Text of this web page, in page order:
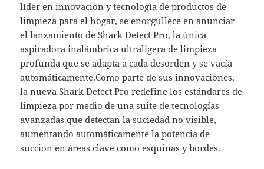
líder en innovación y tecnología de productos de
limpieza para el hogar, se enorgullece en anunciar
el lanzamiento de Shark Detect Pro, la única
aspiradora inalámbrica ultraligera de limpieza
profunda que se adapta a cada desorden y se vacía
automáticamente.Como parte de sus innovaciones,
la nueva Shark Detect Pro redefine los estándares de
limpieza por medio de una suite de tecnologías
avanzadas que detectan la suciedad no visible,
aumentando automáticamente la potencia de
succión en áreas clave como esquinas y bordes.